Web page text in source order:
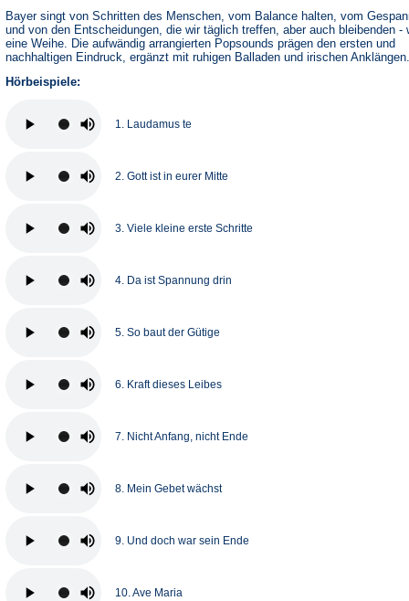
Bayer singt von Schritten des Menschen, vom Balance halten, vom
und von den Entscheidungen, die wir täglich treffen, aber auch bleibenden -
eine Weihe. Die aufwändig arrangierten Popsounds prägen den ersten und
nachhaltigen Eindruck, ergänzt mit ruhigen Balladen und irischen Anklängen.
Hörbeispiele:
1. Laudamus te
2. Gott ist in eurer Mitte
3. Viele kleine erste Schritte
4. Da ist Spannung drin
5. So baut der Gütige
6. Kraft dieses Leibes
7. Nicht Anfang, nicht Ende
8. Mein Gebet wächst
9. Und doch war sein Ende
10. Ave Maria